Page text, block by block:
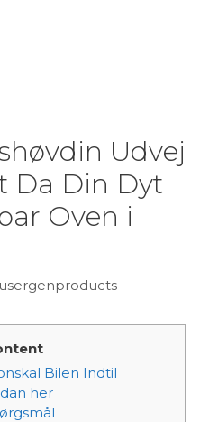
Udvej
Da Din Dyt
Oven i
usergenproducts
Bilen Indtil
her